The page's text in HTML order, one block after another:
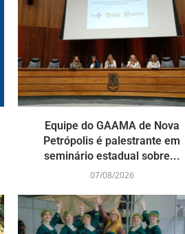
Equipe do GAAMA de Nova
Petrópolis é palestrante em
seminário estadual sobre...
07/08/2026